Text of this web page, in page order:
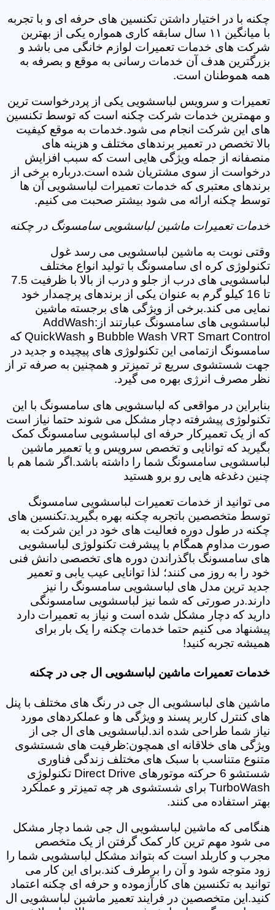
چکنه با در اختیار داشتن تکنسین های حرفه ای و با تجربه
با میانگین ۱۱ سال سابقه کاری همواره یکی از بهترین
شرکت های خدمات تعمیرات لوازم خانگی می باشد و
بزرگترین هدف آن خدمات رسانی به موقع و بصرفه به
همه هموطنان است.
تعمیرات و سرویس لباسشویی یکی از پردرخواست ترین
و مهمترین خدمات شرکت چکنه است که توسط تکنسین
های این شرکت انجام می شود.خدمات به موقع کیفیت
بالا تخصص در تعمیر برندهای مختلف و هزینه های
منصفانه از جمله ویژگی هایی است که سبب افزایش
درخواست از سوی مشتریان شده است.درباره برخی از
برندهای معتبری که خدمات تعمیرات لباسشویی آن ها
توسط چکنه ارائه می شود بیشتر صحبت می کنیم.
خدمات تعمیرات ماشین لباسشویی سامسونگ در چکنه
وقتی نوبت به ماشین لباسشویی می رسد غول
تکنولوژی کره ای سامسونگ با تولید انواع مختلف
لباسشویی های درب از جلو و درب از بالا با ظرفیت 7.5
تا 16 کیلو گرم به عنوان یکی از برندهای پرچمدار خود
نمایی می کند.برخی از ویژگی های برجسته ماشین
لباسشویی های سامسونگ عبارتند از:AddWash
Bubble Wash VRT Smart Control و QuickWash که
سامسونگ ازتمامی این تکنولوژی های پیچیده و جدید در
جهت شستشوی سریع تر تمیزتر و همچنین به صرفه تر از
نظر مصرف انرژی بهره می گیرد.
بنابراین در مواقعی که لباسشویی های سامسونگ با این
تکنولوژی پیشرفته دچار مشکل می شوند حتما نیاز است
که از یک تعمیرکار حرفه ای لباسشویی سامسونگ کمک
بگیرید که توانایی و تخصص سرویس و یا تعمیر ماشین
لباسشویی سامسونگ شما را داشته باشد.اگر شما هم با
چنین دغدغه هایی رو برو هستید
می توانید از خدمات تعمیرات لباسشویی سامسونگ
توسط متخصصین باتجربه چکنه بهره بگیرید.تکنسین های
چکنه در طول دوره فعالیت های خود در این شرکت به
صورت مداوم همگام با پیشرفت تکنولوژی لباسشویی
های سامسونگ باگذراندن دوره های تخصصی دانش فنی
خود را به روز می کنند؛ لذا توانایی عیب یابی و تعمیر
جدید ترین مدل های لباسشویی سامسونگ را نیز
دارند.در صورتی که شما نیز لباسشویی سامسونگی
دارید که دچار مشکل شده است و نیاز به تعمیرات دارد
پیشنهاد می کنیم حتما خدمات چکنه را یک بار برای
همیشه تجربه کنید!
خدمات تعمیرات ماشین لباسشویی ال جی در چکنه
ماشین های لباسشویی ال جی در رنگ های مختلف با پنل
های کنترل کاربر پسند و ویژگی ها و عملکردهای مورد
نیاز شما طراحی شده اند.لباسشویی های ال جی از
ویژگی های خلاقانه ای همچون:ظرفیت های شستشوی
متنوع متناسب با سبک های مختلف زندگی فناوری
شستشو 6 حرکته موتورهای Direct Drive تکنولوژِی
TurboWash برای شستشوی هر چه تمیزتر و عملکرد
بهتر استفاده می کنند.
هنگامی که ماشین لباسشویی ال جی شما دچار مشکل
می شود مهم ترین کار کمک گرفتن از یک متخصص
مجرب و کاربلد است که بتواند مشکل لباسشویی شما را
زود متوجه شود و آن را برطرف کند.برای این کار می
توانید به تکنسین های کارآزموده و حرفه ای چکنه اعتماد
کنید.این متخصصین در فرایند تعمیر ماشین لباسشویی ال